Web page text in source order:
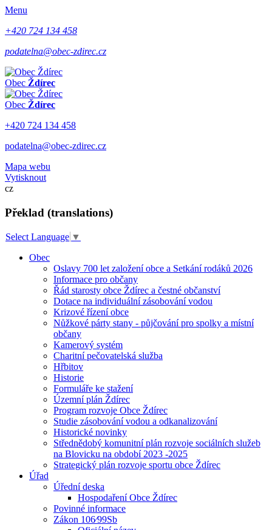
Menu
+420 724 134 458
podatelna@obec-zdirec.cz
Obec Ždírec
Obec Ždírec
+420 724 134 458
podatelna@obec-zdirec.cz
Mapa webu
Vytisknout
cz
Překlad (translations)
Select Language ▼
Obec
Oslavy 700 let založení obce a Setkání rodáků 2026
Informace pro občany
Řád starosty obce Ždírec a čestné občanství
Dotace na individuální zásobování vodou
Krizové řízení obce
Nůžkové párty stany - půjčování pro spolky a místní
občany
Kamerový systém
Charitní pečovatelská služba
Hřbitov
Historie
Formuláře ke stažení
Územní plán Ždírec
Program rozvoje Obce Ždírec
Studie zásobování vodou a odkanalizování
Historické novinky
Střednědobý komunitní plán rozvoje sociálních služeb
na Blovicku na období 2023 -2025
Strategický plán rozvoje sportu obce Ždírec
Úřad
Úřední deska
Hospodaření Obce Ždírec
Povinné informace
Zákon 106⁄99Sb